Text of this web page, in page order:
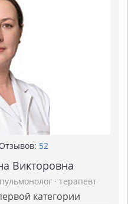
Отзывов: 52
Викторовна
пульмонолог · терапевт
категории